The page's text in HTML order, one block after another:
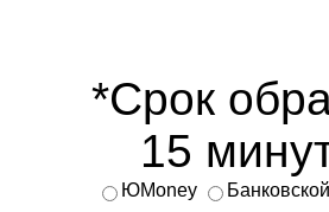
*Срок
15
ЮMoney